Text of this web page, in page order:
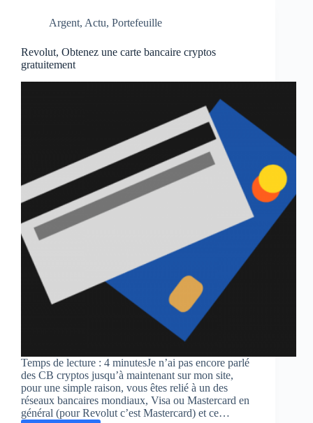
appareils
Argent, Actu, Portefeuille
Revolut, Obtenez une carte bancaire cryptos
gratuitement
Temps de lecture : 4 minutesJe n’ai pas encore parlé
des CB cryptos jusqu’à maintenant sur mon site,
pour une simple raison, vous êtes relié à un des
réseaux bancaires mondiaux, Visa ou Mastercard en
général (pour Revolut c’est Mastercard) et ce…